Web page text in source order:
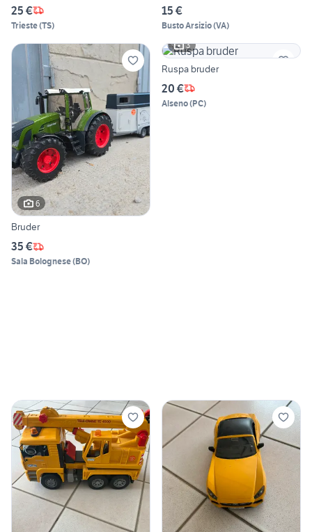
25 €
Trieste(TS)
15 €
Busto Arsizio(VA)
6
Bruder
35 €
Sala Bolognese(BO)
3
Ruspa bruder
20 €
Alseno(PC)